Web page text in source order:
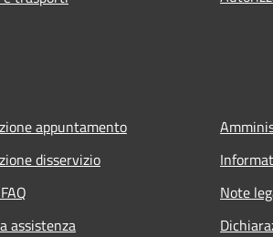
appuntamento
disservizio
assistenza
Note